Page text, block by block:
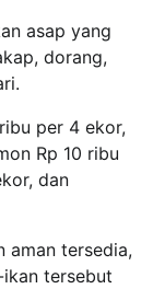
asap yang
dorang,
per 4 ekor,
Rp 10 ribu
dan
aman tersedia,
tersebut